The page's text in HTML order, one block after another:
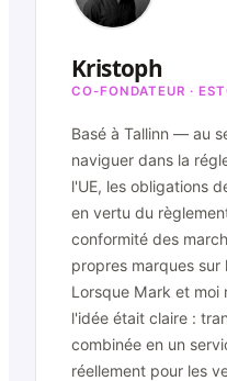
Kristoph
CO-FONDATEUR ·
Basé à Tallinn — au
naviguer dans la
l'UE, les obligations
en vertu du
conformité des
propres marques sur
Lorsque Mark et moi
l'idée était claire :
combinée en un
réellement pour les